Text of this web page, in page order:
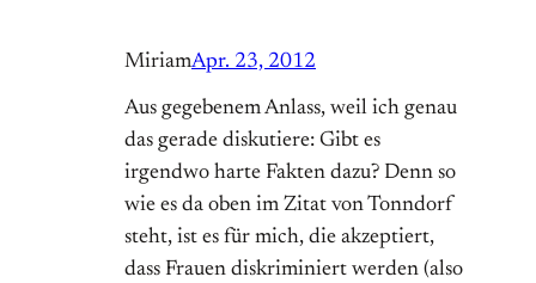
MiriamApr. 23, 2012
Aus gegebenem Anlass, weil ich genau
das gerade diskutiere: Gibt es
irgendwo harte Fakten dazu? Denn so
wie es da oben im Zitat von Tonndorf
steht, ist es für mich, die akzeptiert,
dass Frauen diskriminiert werden (also